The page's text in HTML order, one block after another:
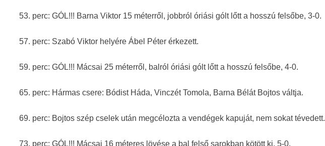
53. perc: GÓL!!! Barna Viktor 15 méterről, jobbról óriási gólt lőtt a hosszú felsőbe, 3-0.
57. perc: Szabó Viktor helyére Ábel Péter érkezett.
59. perc: GÓL!!! Mácsai 25 méterről, balról óriási gólt lőtt a hosszú felsőbe, 4-0.
65. perc: Hármas csere: Bódist Háda, Vinczét Tomola, Barna Bélát Bojtos váltja.
69. perc: Bojtos szép cselek után megcélozta a vendégek kapuját, nem sokat tévedett.
73. perc: GÓL!!! Mácsai 16 méteres lövése a bal felső sarokban kötött ki, 5-0.